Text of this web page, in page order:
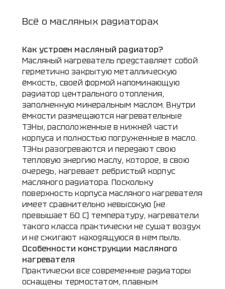
Всё о масляных радиаторах
Как устроен масляный радиатор?
Масляный нагреватель представляет собой
герметично закрытую металлическую
ёмкость, своей формой напоминающую
радиатор центрального отопления,
заполненную минеральным маслом. Внутри
ёмкости размещаются нагревательные
ТЭНы, расположенные в нижней части
корпуса и полностью погруженные в масло.
ТЭНы разогреваются и передают свою
тепловую энергию маслу, которое, в свою
очередь, нагревает ребристый корпус
масляного радиатора. Поскольку
поверхность корпуса масляного нагревателя
имеет сравнительно невысокую (не
превышает 60 С) температуру, нагреватели
такого класса практически не сушат воздух
и не сжигают находящуюся в нем пыль.
Особенности конструкции масляного
нагревателя
Практически все современные радиаторы
оснащены термостатом, плавным